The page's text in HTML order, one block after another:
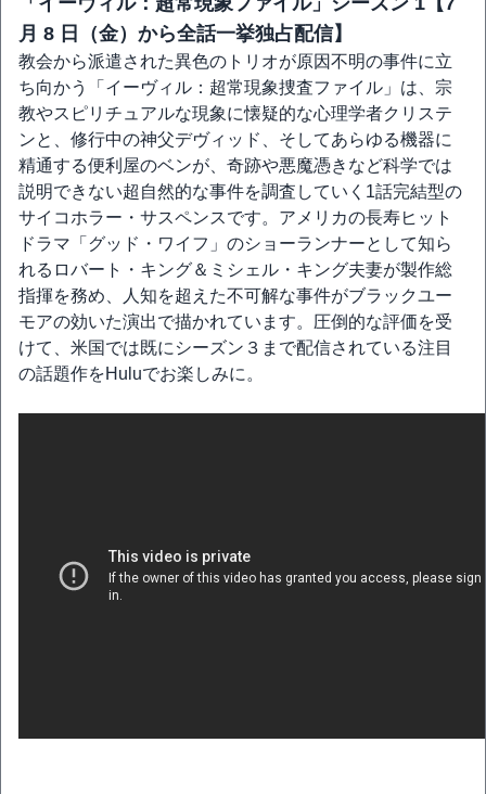
月 8 日（金）から全話一挙独占配信】
教会から派遣された異色のトリオが原因不明の事件に立
ち向かう「イーヴィル：超常現象捜査ファイル」は、宗
教やスピリチュアルな現象に懐疑的な心理学者クリステ
ンと、修行中の神父デヴィッド、そしてあらゆる機器に
精通する便利屋のベンが、奇跡や悪魔憑きなど科学では
説明できない超自然的な事件を調査していく1話完結型の
サイコホラー・サスペンスです。アメリカの長寿ヒット
ドラマ「グッド・ワイフ」のショーランナーとして知ら
れるロバート・キング＆ミシェル・キング夫妻が製作総
指揮を務め、人知を超えた不可解な事件がブラックユー
モアの効いた演出で描かれています。圧倒的な評価を受
けて、米国では既にシーズン３まで配信されている注目
の話題作をHuluでお楽しみに。